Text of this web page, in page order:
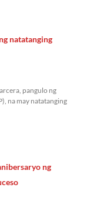
natatanging
pangulo ng
na may natatanging
ng